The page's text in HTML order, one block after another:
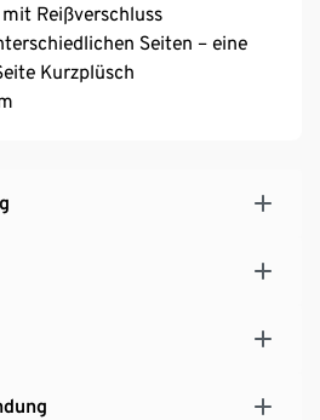
Reißverschluss
Seiten – eine
Kurzplüsch